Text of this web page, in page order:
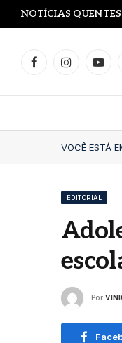
NOTÍCIAS QUENTES
FacebookInstagram
VOCÊ ESTÁ
EDITORIAL
Por